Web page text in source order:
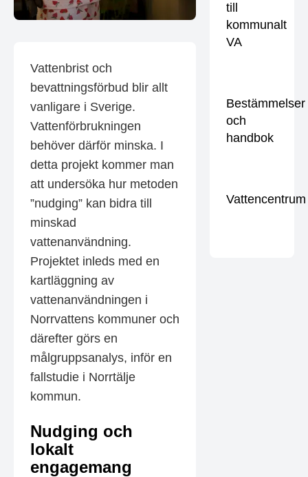
Vattenbrist och
bevattningsförbud blir allt
vanligare i Sverige.
Vattenförbrukningen
behöver därför minska. I
detta projekt kommer man
att undersöka hur metoden
”nudging” kan bidra till
minskad
vattenanvändning.
Projektet inleds med en
kartläggning av
vattenanvändningen i
Norrvattens kommuner och
därefter görs en
målgruppsanalys, inför en
fallstudie i Norrtälje
kommun.
Nudging och
lokalt
engagemang
till
kommunalt
VA
Bestämmelser
och
handbok
Vattencentrum